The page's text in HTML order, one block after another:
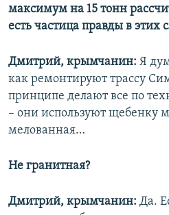
максимум на 15 тонн
есть частица правды в этих
Дмитрий, крымчанин: Я
как ремонтируют трассу
принципе делают все по
– они используют щебенку
мелованная…
Не гранитная?
Дмитрий, крымчанин: Да.